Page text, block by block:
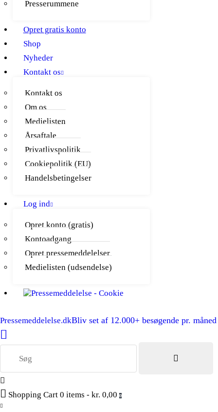
Presserummene
Opret gratis konto
Shop
Nyheder
Kontakt os
Kontakt os
Om os
Medielisten
Årsaftale
Privatlivspolitik
Cookiepolitik (EU)
Handelsbetingelser
Log ind
Opret konto (gratis)
Kontoadgang
Opret pressemeddelelser
Medielisten (udsendelse)
Pressemeddelelse.dkBliv set af 12.000+ besøgende pr. måned
Shopping Cart 0 items - kr. 0,00 0